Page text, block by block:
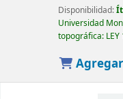
Disponibilidad:
Universidad
topográfica: